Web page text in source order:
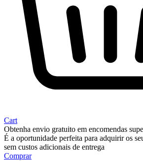
Cart
Obtenha envio gratuito em encomendas
É a oportunidade perfeita para adquirir os
sem custos adicionais de entrega
Comprar